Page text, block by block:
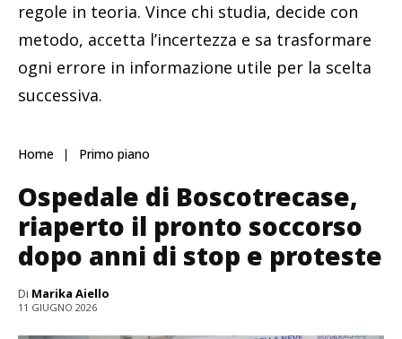
regole in teoria. Vince chi studia, decide con
metodo, accetta l’incertezza e sa trasformare
ogni errore in informazione utile per la scelta
successiva.
Home Primo piano
Ospedale di Boscotrecase,
riaperto il pronto soccorso
dopo anni di stop e proteste
Di Marika Aiello
11 GIUGNO 2026